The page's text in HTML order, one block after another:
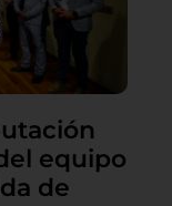
equipo
de